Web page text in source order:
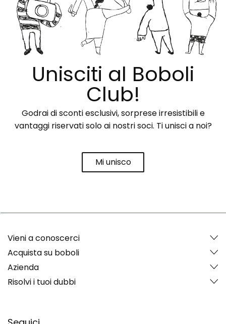
Unisciti al Boboli
Club!
Godrai di sconti esclusivi, sorprese irresistibili e
vantaggi riservati solo ai nostri soci. Ti unisci a noi?
Mi unisco
Vieni a conoscerci
Acquista su boboli
Azienda
Risolvi i tuoi dubbi